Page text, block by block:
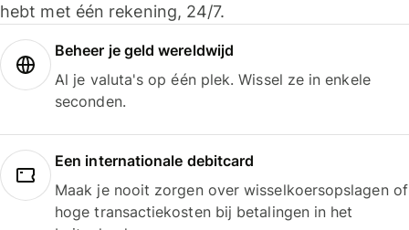
hebt met één rekening, 24/7.
Beheer je geld wereldwijd
Al je valuta's op één plek. Wissel ze in enkele
seconden.
Een internationale debitcard
Maak je nooit zorgen over wisselkoersopslagen of
hoge transactiekosten bij betalingen in het